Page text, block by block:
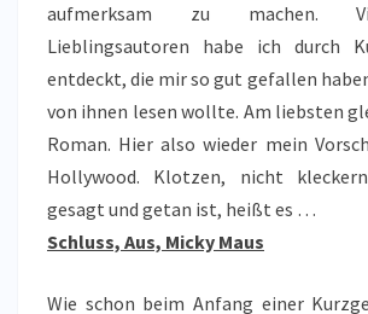
aufmerksam zu machen.
Lieblingsautoren habe ich durch
entdeckt, die mir so gut gefallen
von ihnen lesen wollte. Am liebsten
Roman. Hier also wieder mein
Hollywood. Klotzen, nicht
gesagt und getan ist, heißt es …
Schluss, Aus, Micky Maus
Wie schon beim Anfang einer